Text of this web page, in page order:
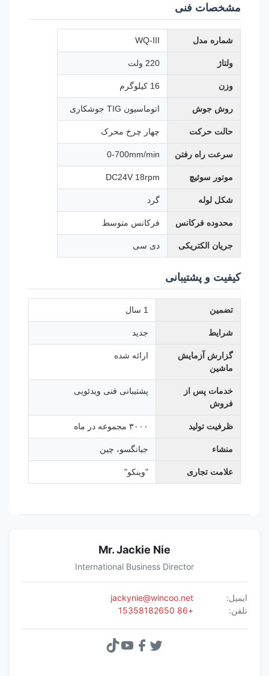
مشخصات فنی
شماره مدل WQ-III
ولتاژ 220 ولت
وزن 16 کیلوگرم
روش جوش اتوماسیون TIG جوشکاری
حالت حرکت چهار چرخ محرک
سرعت راه رفتن 0-700mm/min
موتور سوئیچ DC24V 18rpm
شکل لوله گرد
محدوده فرکانس فرکانس متوسط
جریان الکتریکی دی سی
کیفیت و پشتیبانی
تضمین 1 سال
شرایط جدید
گزارش آزمایش
ماشین
ارائه شده
خدمات پس از
فروش
پشتیبانی فنی ویدئویی
ظرفیت تولید ۳۰۰۰ مجموعه در ماه
منشاء جیانگسو، چین
علامت تجاری "وينکو"
Mr. Jackie Nie
International Business Director
ایمیل:
jackynie@wincoo.net
تلفن:
+86 15358182650